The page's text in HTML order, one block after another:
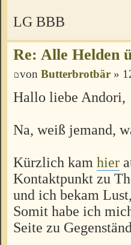
LG BBB
Re: Alle Helden
von Butterbrotbär »
Hallo liebe Andori,
Na, weiß jemand,
Kürzlich kam hier
Kontaktpunkt zu
und ich bekam
Somit habe ich
Seite zu